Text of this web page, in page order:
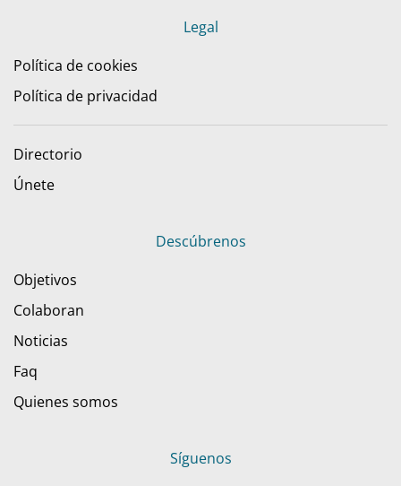
Legal
Política de cookies
Política de privacidad
Directorio
Únete
Descúbrenos
Objetivos
Colaboran
Noticias
Faq
Quienes somos
Síguenos